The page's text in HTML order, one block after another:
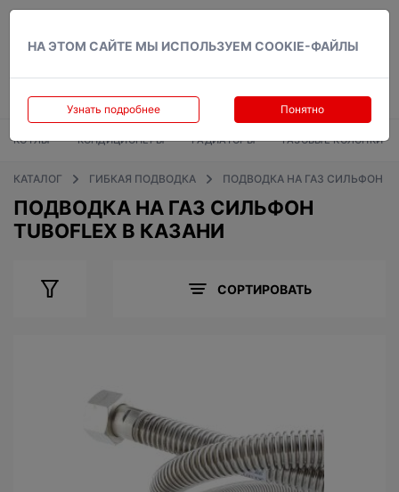
НА ЭТОМ САЙТЕ МЫ ИСПОЛЬЗУЕМ COOKIE-ФАЙЛЫ
Узнать подробнее Понятно
КОТЛЫ КОНДИЦИОНЕРЫ РАДИАТОРЫ ГАЗОВЫЕ КОЛОНКИ
КАТАЛОГ ГИБКАЯ ПОДВОДКА ПОДВОДКА НА ГАЗ СИЛЬФОН
ПОДВОДКА НА ГАЗ СИЛЬФОН
TUBOFLEX В КАЗАНИ
СОРТИРОВАТЬ